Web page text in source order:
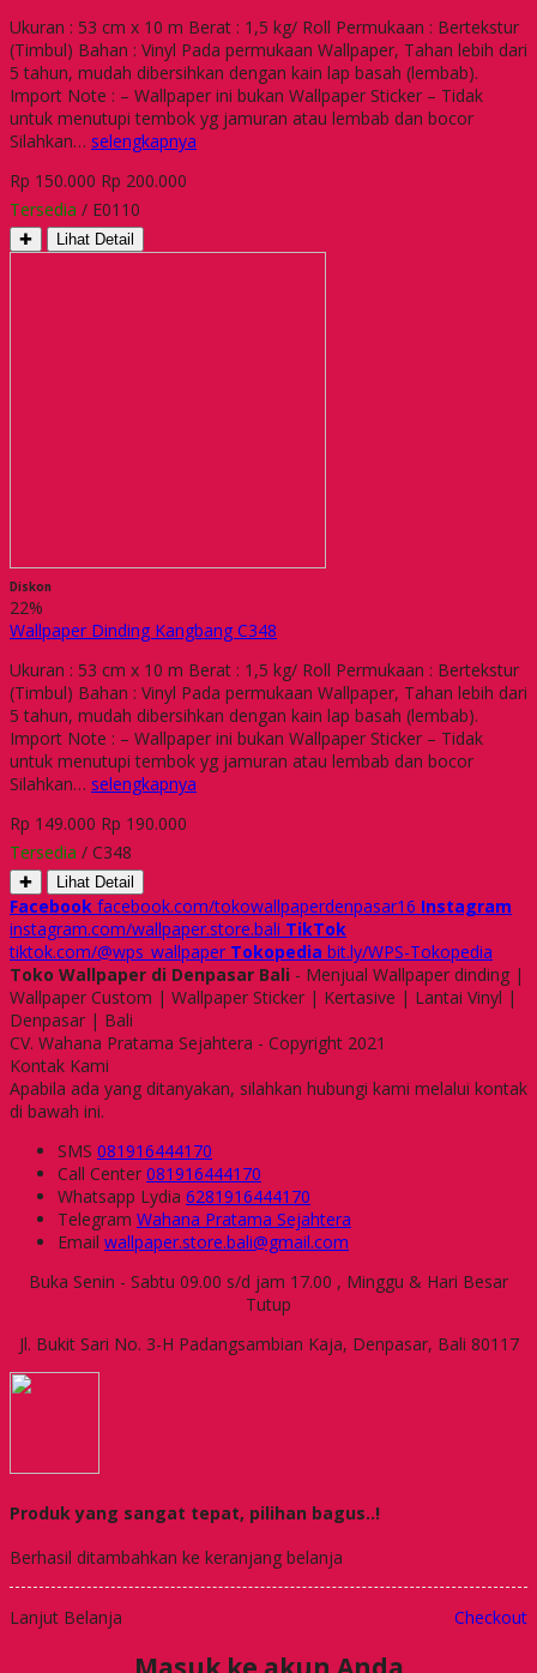
Ukuran : 53 cm x 10 m Berat : 1,5 kg/ Roll Permukaan : Bertekstur
(Timbul) Bahan : Vinyl Pada permukaan Wallpaper, Tahan lebih dari
5 tahun, mudah dibersihkan dengan kain lap basah (lembab).
Import Note : – Wallpaper ini bukan Wallpaper Sticker – Tidak
untuk menutupi tembok yg jamuran atau lembab dan bocor
Silahkan… selengkapnya
Rp 150.000 Rp 200.000
Tersedia / E0110
✚ Lihat Detail
Diskon
22%
Wallpaper Dinding Kangbang C348
Ukuran : 53 cm x 10 m Berat : 1,5 kg/ Roll Permukaan : Bertekstur
(Timbul) Bahan : Vinyl Pada permukaan Wallpaper, Tahan lebih dari
5 tahun, mudah dibersihkan dengan kain lap basah (lembab).
Import Note : – Wallpaper ini bukan Wallpaper Sticker – Tidak
untuk menutupi tembok yg jamuran atau lembab dan bocor
Silahkan… selengkapnya
Rp 149.000 Rp 190.000
Tersedia / C348
✚ Lihat Detail
Facebook facebook.com/tokowallpaperdenpasar16 Instagram
instagram.com/wallpaper.store.bali TikTok
tiktok.com/@wps_wallpaper Tokopedia bit.ly/WPS-Tokopedia
Toko Wallpaper di Denpasar Bali - Menjual Wallpaper dinding |
Wallpaper Custom | Wallpaper Sticker | Kertasive | Lantai Vinyl |
Denpasar | Bali
CV. Wahana Pratama Sejahtera - Copyright 2021
Kontak Kami
Apabila ada yang ditanyakan, silahkan hubungi kami melalui kontak
di bawah ini.
SMS 081916444170
Call Center 081916444170
Whatsapp Lydia 6281916444170
Telegram Wahana Pratama Sejahtera
Email wallpaper.store.bali@gmail.com
Buka Senin - Sabtu 09.00 s/d jam 17.00 , Minggu & Hari Besar
Tutup
Jl. Bukit Sari No. 3-H Padangsambian Kaja, Denpasar, Bali 80117
Produk yang sangat tepat, pilihan bagus..!
Berhasil ditambahkan ke keranjang belanja
Lanjut Belanja Checkout